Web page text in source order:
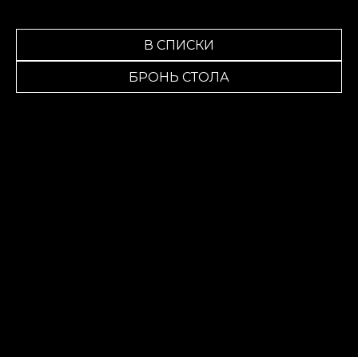
В СПИСКИ
БРОНЬ СТОЛА